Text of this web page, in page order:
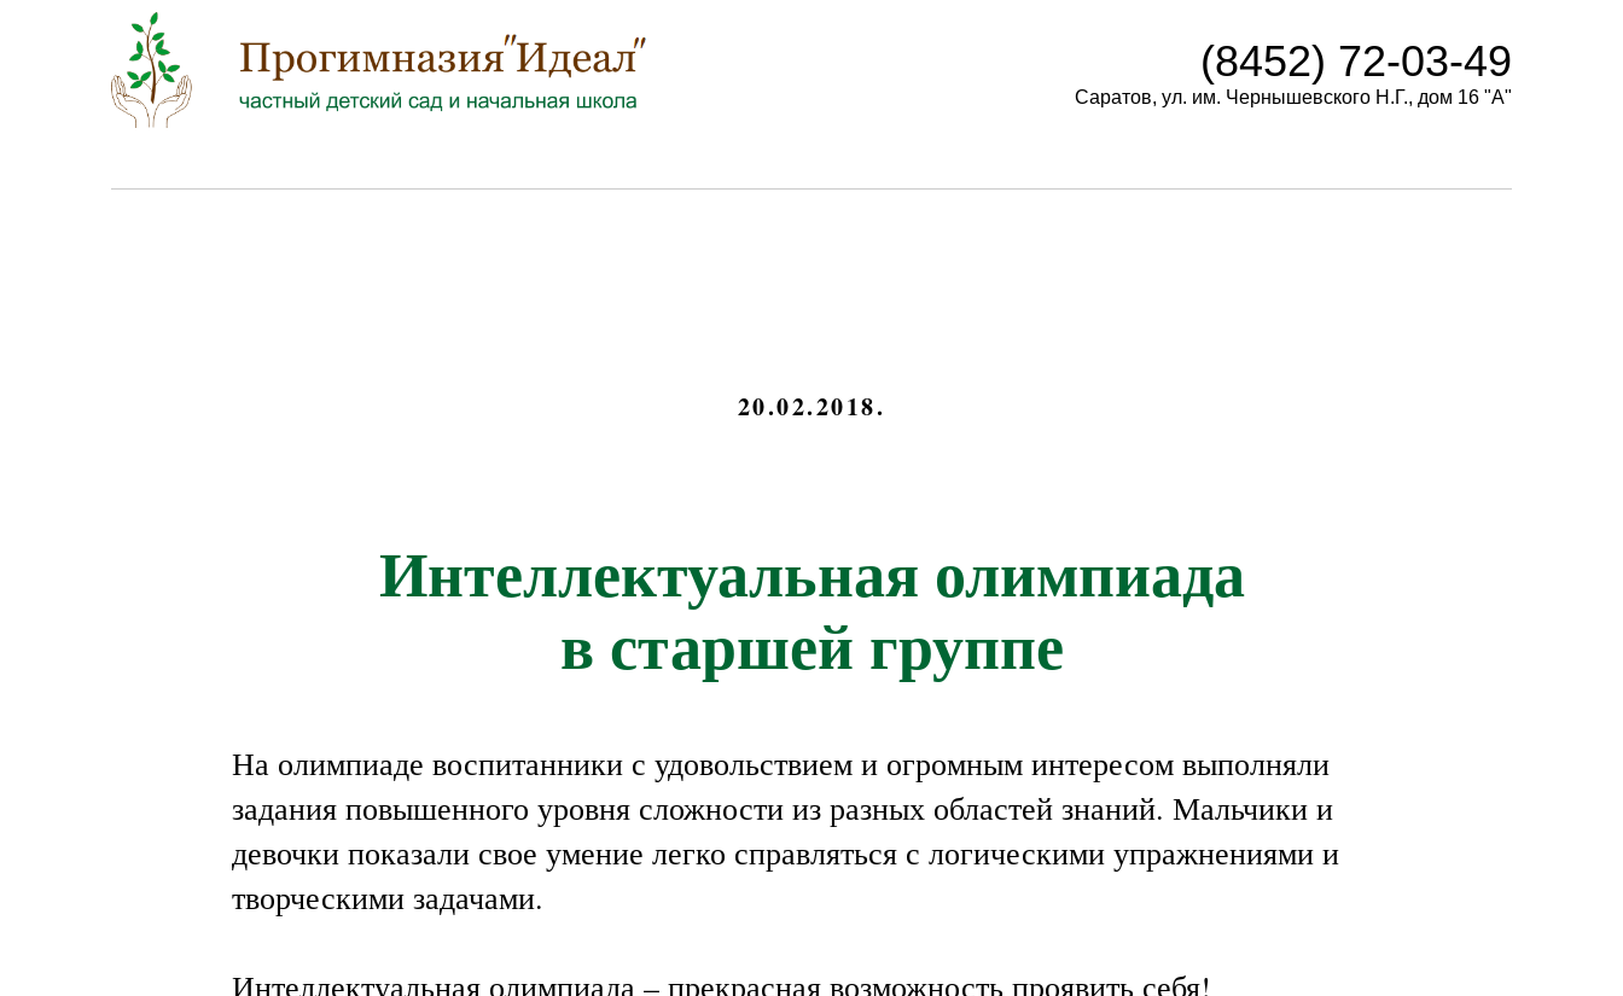
(8452) 72-03-49
Саратов, ул. им. Чернышевского Н.Г., дом 16 "А"
20.02.2018.
Интеллектуальная олимпиада
в старшей группе
На олимпиаде воспитанники с удовольствием и огромным интересом выполняли
задания повышенного уровня сложности из разных областей знаний. Мальчики и
девочки показали свое умение легко справляться с логическими упражнениями и
творческими задачами.
Интеллектуальная олимпиада – прекрасная возможность проявить себя!